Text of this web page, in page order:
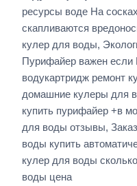
ресурсы воде На
скапливаются
кулер для воды,
Пурифайер важен если
водукартридж ремонт
домашние кулеры для
купить пурифайер +в
для воды отзывы,
воды купить
кулер для воды
воды цена